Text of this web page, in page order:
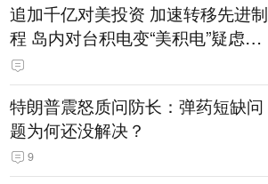
追加千亿对美投资 加速转移先进制
程 岛内对台积电变“美积电”疑虑担
忧加剧
特朗普震怒质问防长：弹药短缺问
题为何还没解决？
9